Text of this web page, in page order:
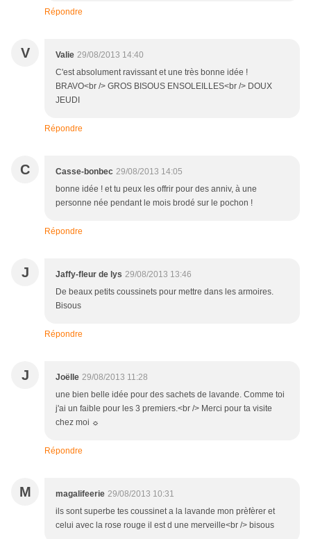
Répondre
V Valie 29/08/2013 14:40
C'est absolument ravissant et une très bonne idée !
BRAVO<br /> GROS BISOUS ENSOLEILLES<br /> DOUX
JEUDI
Répondre
C Casse-bonbec 29/08/2013 14:05
bonne idée ! et tu peux les offrir pour des anniv, à une
personne née pendant le mois brodé sur le pochon !
Répondre
J Jaffy-fleur de lys 29/08/2013 13:46
De beaux petits coussinets pour mettre dans les armoires.
Bisous
Répondre
J Joëlle 29/08/2013 11:28
une bien belle idée pour des sachets de lavande. Comme toi
j'ai un faible pour les 3 premiers.<br /> Merci pour ta visite
chez moi ☼
Répondre
M magalifeerie 29/08/2013 10:31
ils sont superbe tes coussinet a la lavande mon prèfèrer et
celui avec la rose rouge il est d une merveille<br /> bisous